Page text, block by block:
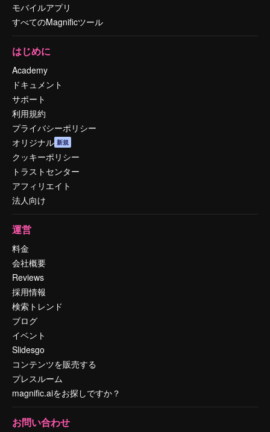
モバイルアプリ
すべてのMagnificツール
はじめに
Academy
ドキュメント
サポート
利用規約
プライバシーポリシー
オリジナル 新規
クッキーポリシー
トラストセンター
アフィリエイト
法人向け
運営
料金
会社概要
Reviews
採用情報
検索トレンド
ブログ
イベント
Slidesgo
コンテンツを販売する
プレスルーム
magnific.aiをお探しですか？
お問い合わせ